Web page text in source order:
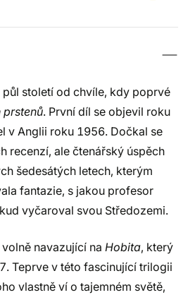
století od chvíle, kdy poprvé
prstenů. První díl se objevil roku
v Anglii roku 1956. Dočkal se
recenzí, ale čtenářský úspěch
šedesátých letech, kterým
fantazie, s jakou profesor
vyčaroval svou Středozemi.
volně navazující na Hobita, který
Teprve v této fascinující trilogii
vlastně ví o tajemném světě,